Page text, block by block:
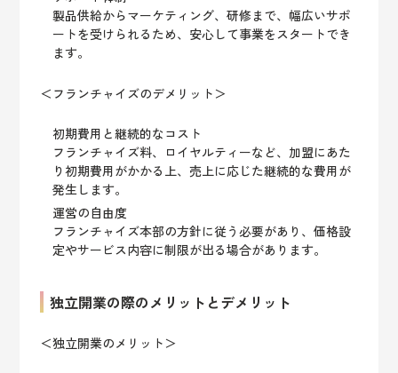
製品供給からマーケティング、研修まで、幅広いサポ
ートを受けられるため、安心して事業をスタートでき
ます。
＜フランチャイズのデメリット＞
初期費用と継続的なコスト
フランチャイズ料、ロイヤルティーなど、加盟にあた
り初期費用がかかる上、売上に応じた継続的な費用が
発生します。
運営の自由度
フランチャイズ本部の方針に従う必要があり、価格設
定やサービス内容に制限が出る場合があります。
独立開業の際のメリットとデメリット
＜独立開業のメリット＞